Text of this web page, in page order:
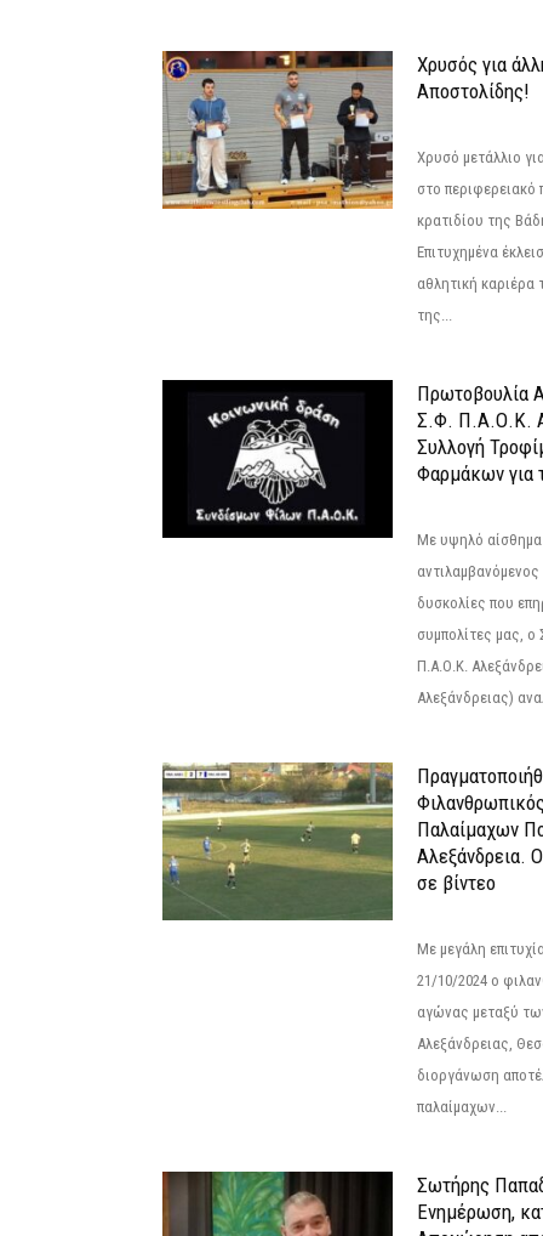
Χρυσός για
Αποστολίδης!
Χρυσό μετάλλιο
στο
κρατιδίου της
Επιτυχημένα
αθλητική καριέρα
της...
Πρωτοβουλία
Σ.Φ. Π.Α.Ο.Κ.
Συλλογή
Φαρμάκων για
Με υψηλό αίσθημα
αντιλαμβανόμενος
δυσκολίες που
συμπολίτες μας,
Π.Α.Ο.Κ.
Αλεξάνδρειας)
Παλαίμαχων
Αλεξάνδρεια.
σε βίντεο
Με μεγάλη
21/10/2024 ο
αγώνας μεταξύ
Αλεξάνδρειας,
διοργάνωση
παλαίμαχων...
Σωτήρης
Ενημέρωση,